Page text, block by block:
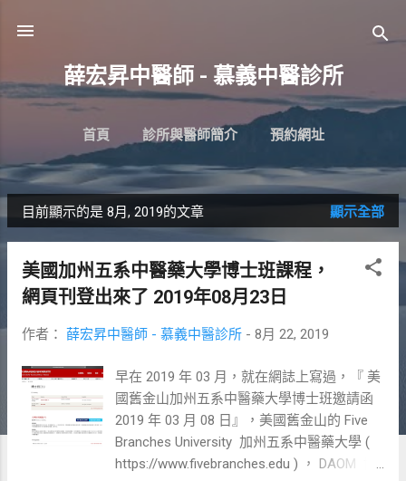
薛宏昇中醫師 - 慕義中醫診所
首頁 診所與醫師簡介 預約網址
診所位置指引 更多… 粉絲專頁
發
表
文
目前顯示的是 8月, 2019的文章 顯示全部
美國加州五系中醫藥大學博士班課程，
網頁刊登出來了 2019年08月23日
作者： 薛宏昇中醫師 - 慕義中醫診所 - 8月 22, 2019
早在 2019 年 03 月，就在網誌上寫過，『 美
國舊金山加州五系中醫藥大學博士班邀請函
2019 年 03 月 08 日』，美國舊金山的 Five
Branches University 加州五系中醫藥大學 (
https://www.fivebranches.edu ) ， DAOM 博